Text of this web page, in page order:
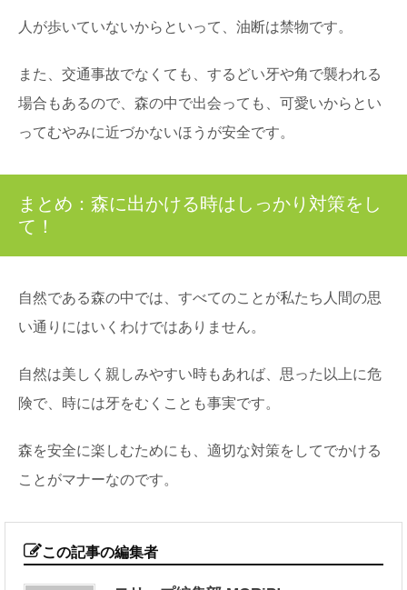
人が歩いていないからといって、油断は禁物です。
また、交通事故でなくても、するどい牙や角で襲われる
場合もあるので、森の中で出会っても、可愛いからとい
ってむやみに近づかないほうが安全です。
まとめ：森に出かける時はしっかり対策をし
て！
自然である森の中では、すべてのことが私たち人間の思
い通りにはいくわけではありません。
自然は美しく親しみやすい時もあれば、思った以上に危
険で、時には牙をむくことも事実です。
森を安全に楽しむためにも、適切な対策をしてでかける
ことがマナーなのです。
この記事の編集者